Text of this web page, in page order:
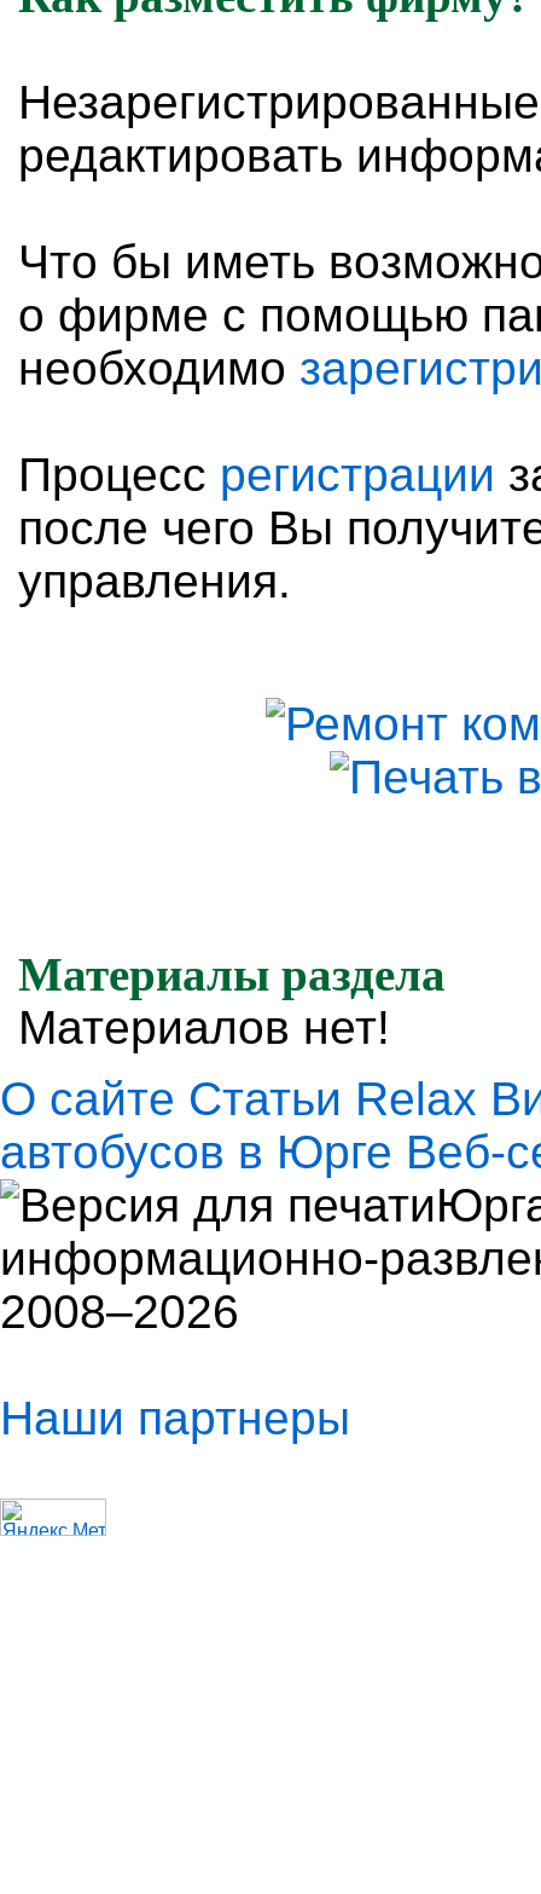
редактировать
Что бы иметь
о фирме с помощью
необходимо
Процесс регистрации
после чего Вы
управления.
Материалы раздела
Материалов нет!
О сайте Статьи Relax
автобусов в Юрге Веб-
информационно-
2008–2026
Наши партнеры